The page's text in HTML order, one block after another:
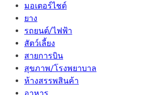
มอเตอร์ไชต์
ยาง
รถยนต์/ไฟฟ้า
สัตว์เลี้ยง
สายการบิน
สุขภาพ/โรงพยาบาล
ห้างสรรพสินค้า